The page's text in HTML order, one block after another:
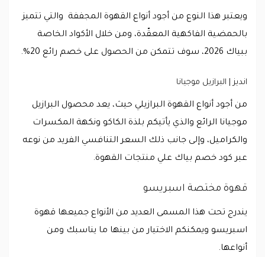
ويعتبر هذا النوع من أجود أنواع القهوة المجففة والتي تتميز
بالحمضية الفاكهية المعقّدة، ومن خلال الأكواد الخاصة
ببياك 2026، سوف تتمكن من الحصول على خصم رائع 20%.
انديز | البرازيل موجيانا
من أجود أنواع القهوة البرازيلي حيث، يعد محصول البرازيل
موجيانا الرائع والذي يأتيكم بلذة الكاكو ونكهة المكسرات
والكراميل، وإلى جانب ذلك السعر التنافسي الفريد من نوعه
عبر كود خصم بياك علي منتجات القهوة.
قهوة مختصة اسبريسو
يندرج تحت هذا المسمى العديد من الأنواع جميعها قهوة
اسبريسو ويمكنكم الاختيار من بينها ما يناسبك ومن
أنواعها.